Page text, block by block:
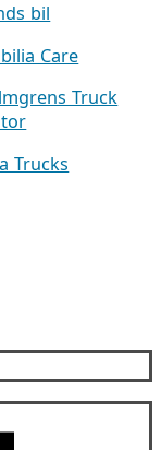
bil
Care
Truck
Trucks